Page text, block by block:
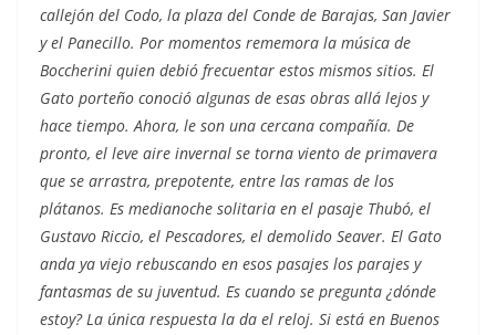
callejón del Codo, la plaza del Conde de Barajas, San Javier
y el Panecillo. Por momentos rememora la música de
Boccherini quien debió frecuentar estos mismos sitios. El
Gato porteño conoció algunas de esas obras allá lejos y
hace tiempo. Ahora, le son una cercana compañía. De
pronto, el leve aire invernal se torna viento de primavera
que se arrastra, prepotente, entre las ramas de los
plátanos. Es medianoche solitaria en el pasaje Thubó, el
Gustavo Riccio, el Pescadores, el demolido Seaver. El Gato
anda ya viejo rebuscando en esos pasajes los parajes y
fantasmas de su juventud. Es cuando se pregunta ¿dónde
estoy? La única respuesta la da el reloj. Si está en Buenos